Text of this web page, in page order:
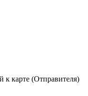
к карте (Отправителя)